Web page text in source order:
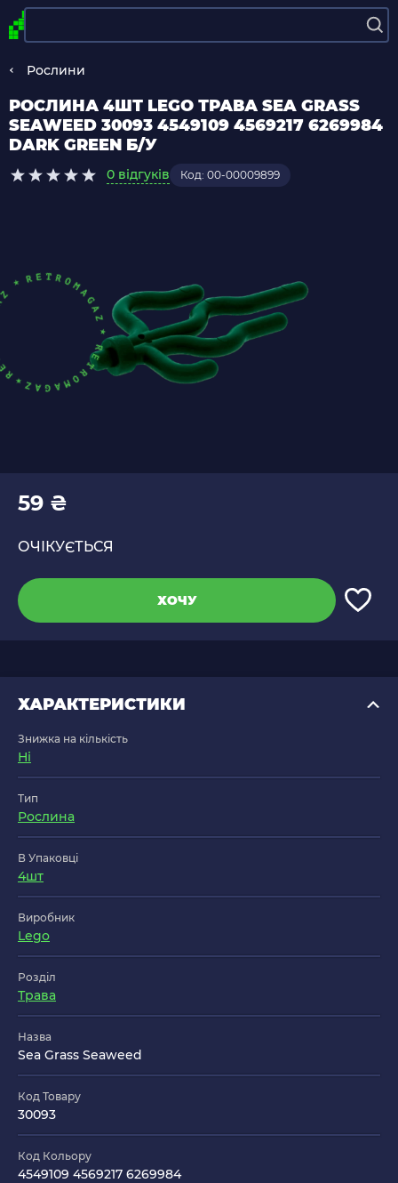
Рослини
РОСЛИНА 4ШТ LEGO ТРАВА SEA GRASS
SEAWEED 30093 4549109 4569217 6269984
DARK GREEN Б/У
0 відгуків Код: 00-00009899
59 ₴
ОЧІКУЄТЬСЯ
ХОЧУ
ХАРАКТЕРИСТИКИ
Знижка на кількість
Ні
Тип
Рослина
В Упаковці
4шт
Виробник
Lego
Розділ
Трава
Назва
Sea Grass Seaweed
Код Товару
30093
Код Кольору
4549109 4569217 6269984